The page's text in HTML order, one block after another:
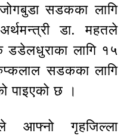
सडकका लागि
डा. महतले
लागि १५
सडकका लागि
पाइएको छ ।
आफ्नो गृहजिल्ला